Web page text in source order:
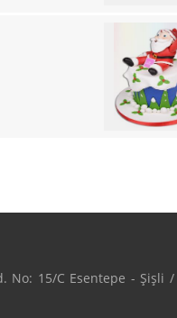
No: 15/C Esentepe - Şişli